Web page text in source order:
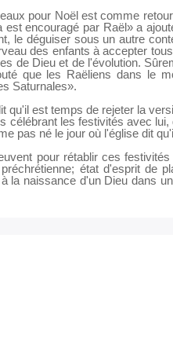
pour Noël est comme
encouragé par Raël» a
le déguiser sous un autre
des enfants à accepter
de Dieu et de l'évolution.
que les Raëliens dans le
Saturnales».
qu'il est temps de rejeter la
célébrant les festivités avec
pas né le jour où l'église dit
pour rétablir ces
état d'esprit de
la naissance d'un Dieu dans